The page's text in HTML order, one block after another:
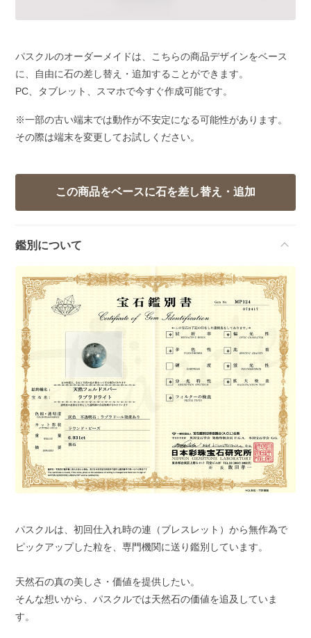
パスクルのオーダーメイドは、こちらの商品デザインをベース
に、自由に石の差し替え・追加することができます。
PC、タブレット、スマホで今すぐ作成可能です。
※一部の古い端末では動作が不安定になる可能性があります。
その際は端末を変更してお試しください。
鑑別について
パスクルは、初回仕入れ時の連（ブレスレット）から無作為で
ピックアップした粒を、専門機関に送り鑑別しています。
天然石の真の美しさ・価値を提供したい。
そんな想いから、パスクルでは天然石の価値を追及していま
す。